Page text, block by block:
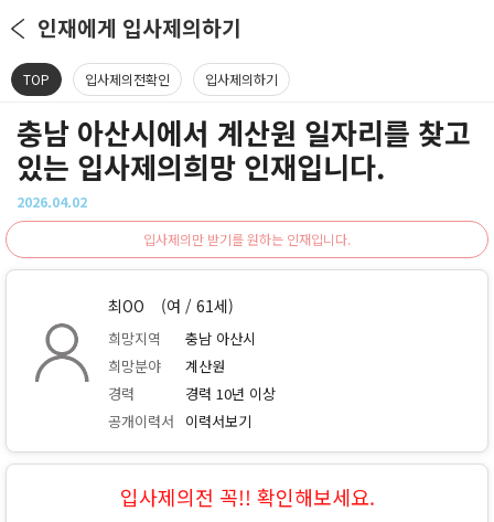
인재에게 입사제의하기
TOP 입사제의전확인 입사제의하기
충남 아산시에서 계산원 일자리를 찾고
있는 입사제의희망 인재입니다.
2026.04.02
입사제의만 받기를 원하는 인재입니다.
최OO (여 / 61세)
희망지역
충남 아산시
희망분야
계산원
경력
경력 10년 이상
공개이력서
이력서보기
입사제의전 꼭!! 확인해보세요.